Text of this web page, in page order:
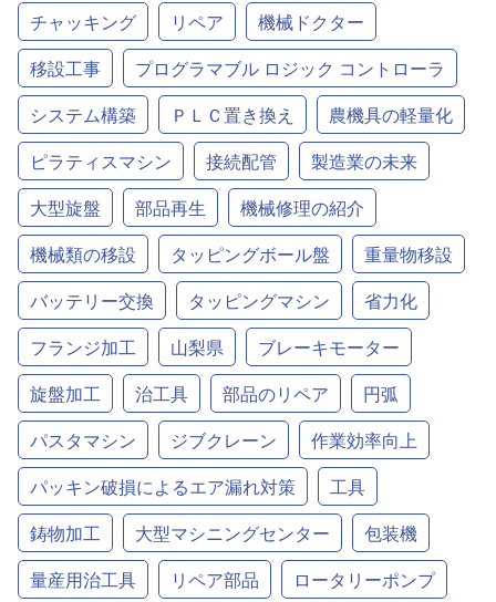
チャッキング リペア
機械ドクター
移設工事
プログラマブル ロジック コントローラ
システム構築
ＰＬＣ置き換え
農機具の軽量化
ピラティスマシン
接続配管
製造業の未来
大型旋盤
部品再生
機械修理の紹介
機械類の移設
タッピングボール盤
重量物移設
バッテリー交換
タッピングマシン
省力化
フランジ加工
山梨県
ブレーキモーター
旋盤加工
治工具 部品のリペア
円弧
パスタマシン
ジブクレーン
作業効率向上
パッキン破損によるエア漏れ対策
工具
鋳物加工
大型マシニングセンター
包装機
量産用治工具
リペア部品
ロータリーポンプ